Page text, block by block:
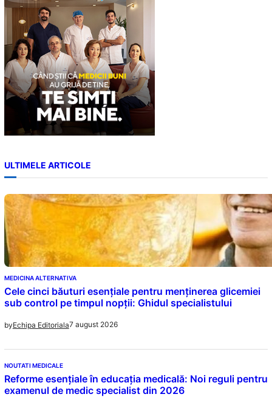
h
ULTIMELE ARTICOLE
MEDICINA ALTERNATIVA
Cele cinci băuturi esențiale pentru menținerea glicemiei
sub control pe timpul nopții: Ghidul specialistului
byEchipa Editoriala7 august 2026
NOUTATI MEDICALE
Reforme esențiale în educația medicală: Noi reguli pentru
examenul de medic specialist din 2026